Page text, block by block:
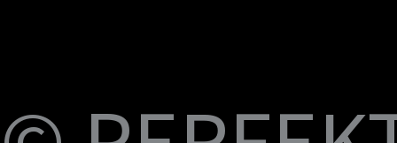
Braided Cable, 100W 3ft
價格
NT$399.00
價格
NT$699.00
價格
NT$999.00
價格
NT$1,699.00
Charging
Adapter
Adapter
應，1米)
價格
NT$599.00
0.15米)
Nylon, 3米)
Nylon, 2米)
Nylon, 1米)
Nylon, 3米)
Fi